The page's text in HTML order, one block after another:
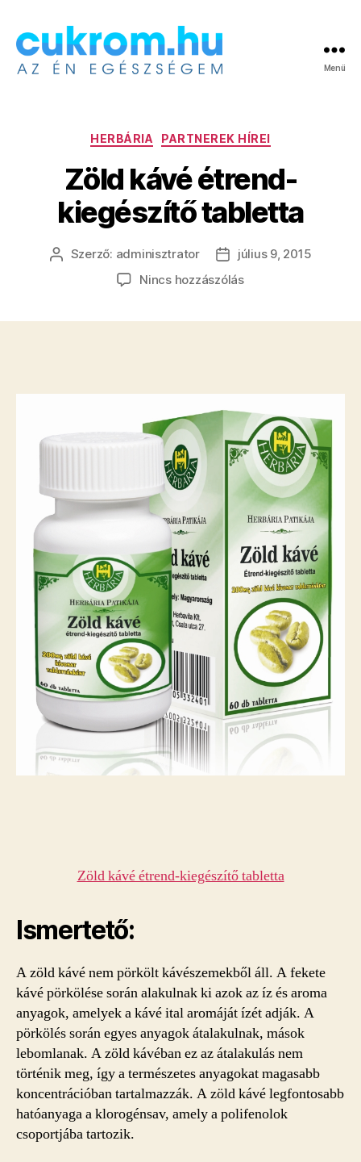
Menü
Kategóriák
HERBÁRIA PARTNEREK HÍREI
Zöld kávé étrend-
kiegészítő tabletta
Bejegyzés
Szerző: adminisztrator
Bejegyzés
dátuma
július 9, 2015
Nincs hozzászólása(z)
Zöld kávé étrend-kiegészítő tabletta
Ismertető:
A zöld kávé nem pörkölt kávészemekből áll. A fekete
kávé pörkölése során alakulnak ki azok az íz és aroma
anyagok, amelyek a kávé ital aromáját ízét adják. A
pörkölés során egyes anyagok átalakulnak, mások
lebomlanak. A zöld kávéban ez az átalakulás nem
történik meg, így a természetes anyagokat magasabb
koncentrációban tartalmazzák. A zöld kávé legfontosabb
hatóanyaga a klorogénsav, amely a polifenolok
csoportjába tartozik.